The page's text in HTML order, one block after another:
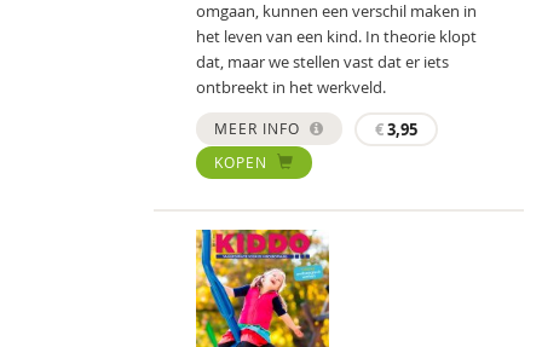
omgaan, kunnen een verschil maken in
het leven van een kind. In theorie klopt
dat, maar we stellen vast dat er iets
ontbreekt in het werkveld.
MEER INFO €3,95
KOPEN